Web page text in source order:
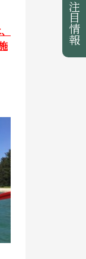
注目情報